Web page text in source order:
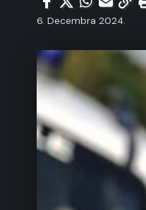
6. Decembra 2024.